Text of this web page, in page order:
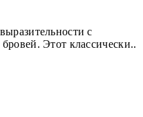
с
Этот классически..